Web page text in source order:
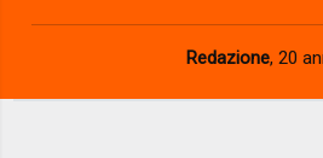
Redazione, 20